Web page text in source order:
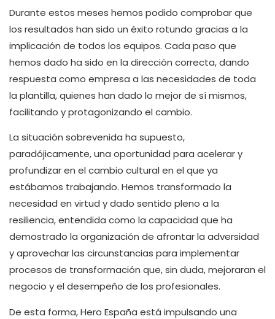
Durante estos meses hemos podido comprobar que
los resultados han sido un éxito rotundo gracias a la
implicación de todos los equipos. Cada paso que
hemos dado ha sido en la dirección correcta, dando
respuesta como empresa a las necesidades de toda
la plantilla, quienes han dado lo mejor de sí mismos,
facilitando y protagonizando el cambio.
La situación sobrevenida ha supuesto,
paradójicamente, una oportunidad para acelerar y
profundizar en el cambio cultural en el que ya
estábamos trabajando. Hemos transformado la
necesidad en virtud y dado sentido pleno a la
resiliencia, entendida como la capacidad que ha
demostrado la organización de afrontar la adversidad
y aprovechar las circunstancias para implementar
procesos de transformación que, sin duda, mejoraran el
negocio y el desempeño de los profesionales.
De esta forma, Hero España está impulsando una